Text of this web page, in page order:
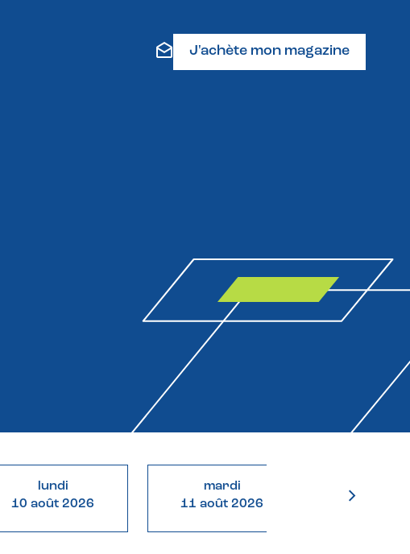
J'achète mon magazine
lundi
10 août 2026
mardi
11 août 2026
12 août